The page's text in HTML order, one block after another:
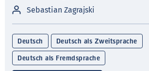
Sebastian Zagrajski
Deutsch Deutsch als Zweitsprache
Deutsch als Fremdsprache